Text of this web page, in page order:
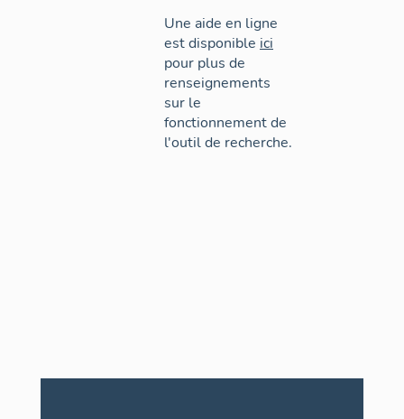
Une aide en ligne
est disponible ici
pour plus de
renseignements
sur le
fonctionnement de
l'outil de recherche.